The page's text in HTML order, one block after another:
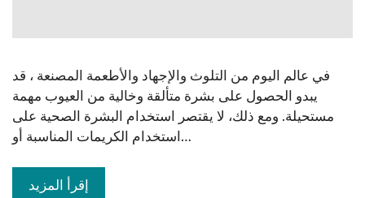
في عالم اليوم من التلوث والإجهاد والأطعمة المصنعة ، قد
يبدو الحصول على بشرة متألقة وخالية من العيوب مهمة
مستحيلة. ومع ذلك، لا يقتصر استخدام البشرة الصحية على
استخدام الكريمات المناسبة أو…
إقرأ المزيد